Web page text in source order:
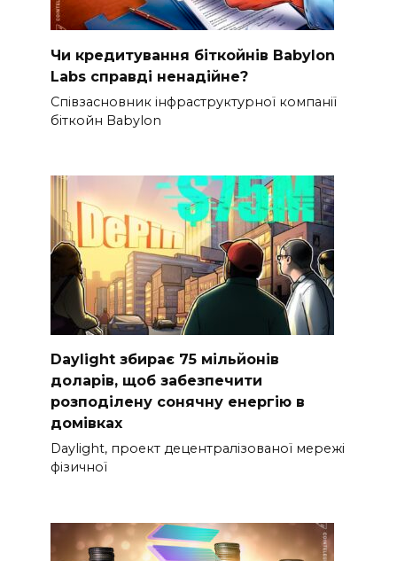
Чи кредитування біткойнів Babylon
Labs справді ненадійне?
Співзасновник інфраструктурної компанії
біткойн Babylon
Daylight збирає 75 мільйонів
доларів, щоб забезпечити
розподілену сонячну енергію в
домівках
Daylight, проект децентралізованої мережі
фізичної